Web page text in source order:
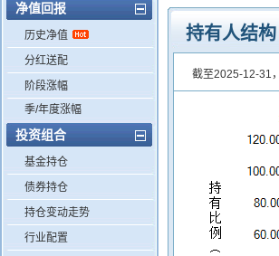
净值回报
历史净值
分红送配
阶段涨幅
季/年度涨幅
投资组合
基金持仓
债券持仓
持仓变动走势
行业配置
持有人结构
截至2025-12-31，